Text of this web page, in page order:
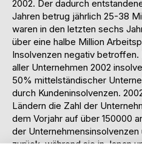
2002. Der dadurch
Jahren betrug jährlich 25-38
waren in den letzten sechs
über eine halbe Million
Insolvenzen negativ betroffen.
aller Unternehmen 2002
50% mittelständischer
durch Kundeninsolvenzen.
Ländern die Zahl der
dem Vorjahr auf über 150000
der
zurück, während sie in Japan